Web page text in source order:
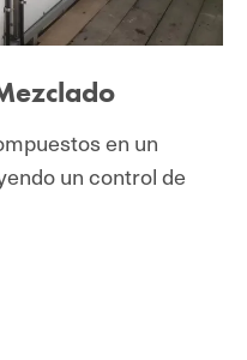
en un
un control de